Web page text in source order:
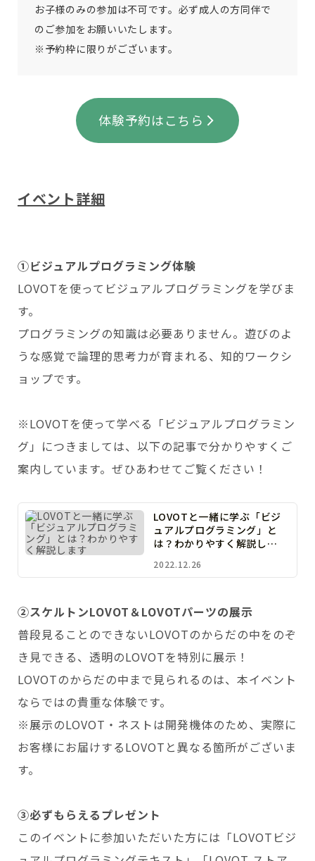
お子様のみの参加は不可です。必ず成人の方同伴で
のご参加をお願いいたします。
※予約枠に限りがございます。
体験予約はこちら
イベント詳細
①ビジュアルプログラミング体験
LOVOTを使ってビジュアルプログラミングを学びま
す。
プログラミングの知識は必要ありません。遊びのよ
うな感覚で論理的思考力が育まれる、知的ワークシ
ョップです。
※LOVOTを使って学べる「ビジュアルプログラミン
グ」につきましては、以下の記事で分かりやすくご
案内しています。ぜひあわせてご覧ください！
LOVOTと一緒に学ぶ「ビジ
ュアルプログラミング」と
は？わかりやすく解説しま
2022.12.26
②スケルトンLOVOT＆LOVOTパーツの展示
普段見ることのできないLOVOTのからだの中をのぞ
き見できる、透明のLOVOTを特別に展示！
LOVOTのからだの中まで見られるのは、本イベント
ならではの貴重な体験です。
※展示のLOVOT・ネストは開発機体のため、実際に
お客様にお届けするLOVOTと異なる箇所がございま
す。
③必ずもらえるプレゼント
このイベントに参加いただいた方には「LOVOTビジ